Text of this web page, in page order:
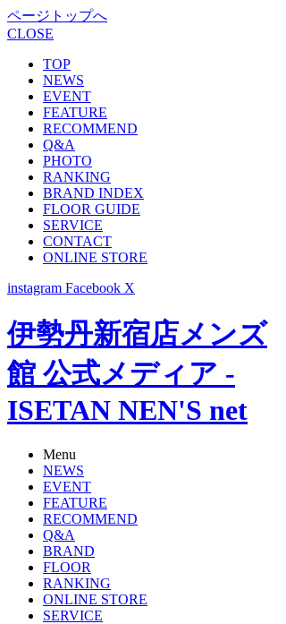
ページトップへ
CLOSE
TOP
NEWS
EVENT
FEATURE
RECOMMEND
Q&A
PHOTO
RANKING
BRAND INDEX
FLOOR GUIDE
SERVICE
CONTACT
ONLINE STORE
instagram Facebook X
伊勢丹新宿店メンズ
館 公式メディア -
ISETAN NEN'S net
Menu
NEWS
EVENT
FEATURE
RECOMMEND
Q&A
BRAND
FLOOR
RANKING
ONLINE STORE
SERVICE